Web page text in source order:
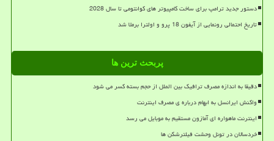
دستور جدید ترامپ برای ساخت کامپیوتر های کوانتومی تا سال 2028
تاریخ احتمالی رونمایی از آیفون 18 پرو و اولترا برملا شد
پربحث ترین ها
دقیقا به اندازه مصرف ترافیک بین الملل از حجم بسته کسر می شود
واکنش ایرانسل به ابهام درباره ی مصرف اینترنت
اینترنت ماهواره ای آمازون مستقیم به موبایل می رسد
خردسالان در تونل وحشت فیلترشکن ها